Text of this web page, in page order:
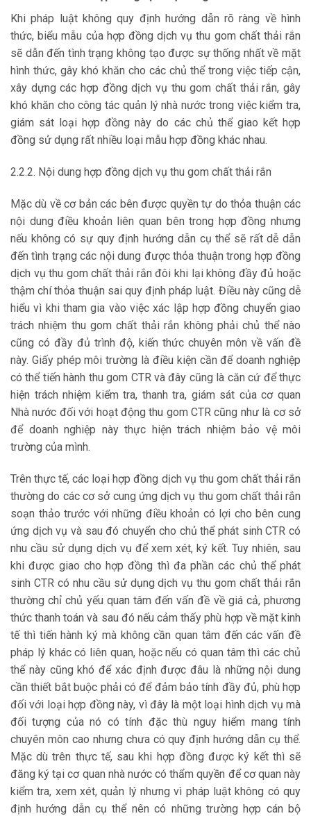
Khi pháp luật không quy định hướng dẫn rõ ràng về hình
thức, biểu mẫu của hợp đồng dịch vụ thu gom chất thải rắn
sẽ dẫn đến tình trạng không tạo được sự thống nhất về mặt
hình thức, gây khó khăn cho các chủ thể trong việc tiếp cận,
xây dựng các hợp đồng dịch vụ thu gom chất thải rắn, gây
khó khăn cho công tác quản lý nhà nước trong việc kiểm tra,
giám sát loại hợp đồng này do các chủ thể giao kết hợp
đồng sử dụng rất nhiều loại mẫu hợp đồng khác nhau.
2.2.2. Nội dung hợp đồng dịch vụ thu gom chất thải rắn
Mặc dù về cơ bản các bên được quyền tự do thỏa thuận các
nội dung điều khoản liên quan bên trong hợp đồng nhưng
nếu không có sự quy định hướng dẫn cụ thể sẽ rất dễ dẫn
đến tình trạng các nội dung được thỏa thuận trong hợp đồng
dịch vụ thu gom chất thải rắn đôi khi lại không đầy đủ hoặc
thậm chí thỏa thuận sai quy định pháp luật. Điều này cũng dễ
hiểu vì khi tham gia vào việc xác lập hợp đồng chuyển giao
trách nhiệm thu gom chất thải rắn không phải chủ thể nào
cũng có đầy đủ trình độ, kiến thức chuyên môn về vấn đề
này. Giấy phép môi trường là điều kiện cần để doanh nghiệp
có thể tiến hành thu gom CTR và đây cũng là căn cứ để thực
hiện trách nhiệm kiểm tra, thanh tra, giám sát của cơ quan
Nhà nước đối với hoạt động thu gom CTR cũng như là cơ sở
để doanh nghiệp này thực hiện trách nhiệm bảo vệ môi
trường của mình.
Trên thực tế, các loại hợp đồng dịch vụ thu gom chất thải rắn
thường do các cơ sở cung ứng dịch vụ thu gom chất thải rắn
soạn thảo trước với những điều khoản có lợi cho bên cung
ứng dịch vụ và sau đó chuyển cho chủ thể phát sinh CTR có
nhu cầu sử dụng dịch vụ để xem xét, ký kết. Tuy nhiên, sau
khi được giao cho hợp đồng thì đa phần các chủ thể phát
sinh CTR có nhu cầu sử dụng dịch vụ thu gom chất thải rắn
thường chỉ chủ yếu quan tâm đến vấn đề về giá cả, phương
thức thanh toán và sau đó nếu cảm thấy phù hợp về mặt kinh
tế thì tiến hành ký mà không cần quan tâm đến các vấn đề
pháp lý khác có liên quan, hoặc nếu có quan tâm thì các chủ
thể này cũng khó để xác định được đâu là những nội dung
cần thiết bắt buộc phải có để đảm bảo tính đầy đủ, phù hợp
đối với loại hợp đồng này, vì đây là một loại hình dịch vụ mà
đối tượng của nó có tính đặc thù nguy hiểm mang tính
chuyên môn cao nhưng chưa có quy định hướng dẫn cụ thể.
Mặc dù trên thực tế, sau khi hợp đồng được ký kết thì sẽ
đăng ký tại cơ quan nhà nước có thẩm quyền để cơ quan này
kiểm tra, xem xét, quản lý nhưng vì pháp luật không có quy
định hướng dẫn cụ thể nên có những trường hợp cán bộ